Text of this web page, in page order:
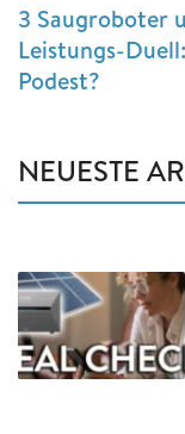
3 Saugroboter
Leistungs-
Podest?
NEUESTE